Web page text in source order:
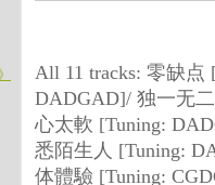
All 11 tracks: 零缺
DADGAD]/ 独一无
心太軟 [Tuning:
悉陌生人 [Tuning:
体體驗 [Tuning: